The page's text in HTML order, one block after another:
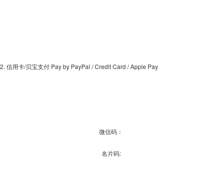
2. 信用卡/贝宝支付 Pay by PayPal / Credit Card / Apple Pay
微信码：
名片码: